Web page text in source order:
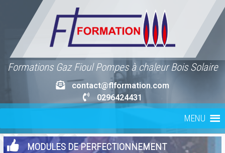
content
Formations Gaz Fioul Pompes à chaleur Bois Solaire
contact@flformation.com
0296424431
MENU
MODULES DE PERFECTIONNEMENT